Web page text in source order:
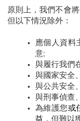
原則上，我們不會
但以下情況除外：
應個人資料
意;
與履行我們
與國家安全
與公共安全
與刑事偵查
為維護您或
益 ，但難以